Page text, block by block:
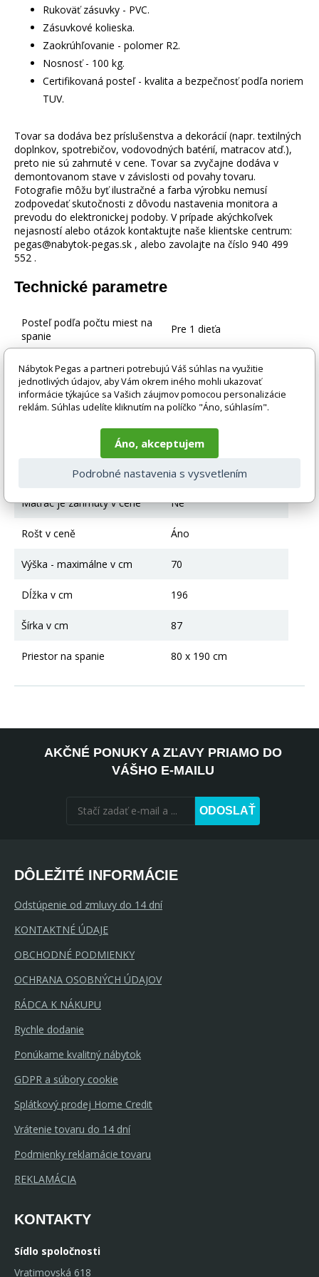
Rukoväť zásuvky - PVC.
Zásuvkové kolieska.
Zaokrúhľovanie - polomer R2.
Nosnosť - 100 kg.
Certifikovaná posteľ - kvalita a bezpečnosť podľa noriem
TUV.
Tovar sa dodáva bez príslušenstva a dekorácií (napr. textilných
doplnkov, spotrebičov, vodovodných batérií, matracov atď.),
preto nie sú zahrnuté v cene. Tovar sa zvyčajne dodáva v
demontovanom stave v závislosti od povahy tovaru.
Fotografie môžu byť ilustračné a farba výrobku nemusí
zodpovedať skutočnosti z dôvodu nastavenia monitora a
prevodu do elektronickej podoby. V prípade akýchkoľvek
nejasností alebo otázok kontaktujte naše klientske centrum:
pegas@nabytok-pegas.sk , alebo zavolajte na číslo 940 499
552 .
Technické parametre
Posteľ podľa počtu miest na
spanie
Pre 1 dieťa
Typ postele Klasická posteľ
Farebné prevedenie Grafit
Drevo + HDF
Posteľ s úložným
priestorom
Matrac je zahrnutý v cene Ne
Rošt v ceně Áno
Výška - maximálne v cm 70
Dĺžka v cm 196
Šírka v cm 87
Priestor na spanie 80 x 190 cm
AKČNÉ PONUKY A ZĽAVY PRIAMO DO
VÁŠHO E-MAILU
ODOSLAŤ
DÔLEŽITÉ INFORMÁCIE
Odstúpenie od zmluvy do 14 dní
KONTAKTNÉ ÚDAJE
OBCHODNÉ PODMIENKY
OCHRANA OSOBNÝCH ÚDAJOV
RÁDCA K NÁKUPU
Rychle dodanie
Ponúkame kvalitný nábytok
GDPR a súbory cookie
Splátkový prodej Home Credit
Vrátenie tovaru do 14 dní
Podmienky reklamácie tovaru
REKLAMÁCIA
KONTAKTY
Sídlo spoločnosti
Vratimovská 618
Nábytok Pegas a partneri potrebujú Váš súhlas na využitie
jednotlivých údajov, aby Vám okrem iného mohli ukazovať
informácie týkajúce sa Vašich záujmov pomocou personalizácie
reklám. Súhlas udelíte kliknutím na políčko "Áno, súhlasím".
Áno, akceptujem
Podrobné nastavenia s vysvetlením